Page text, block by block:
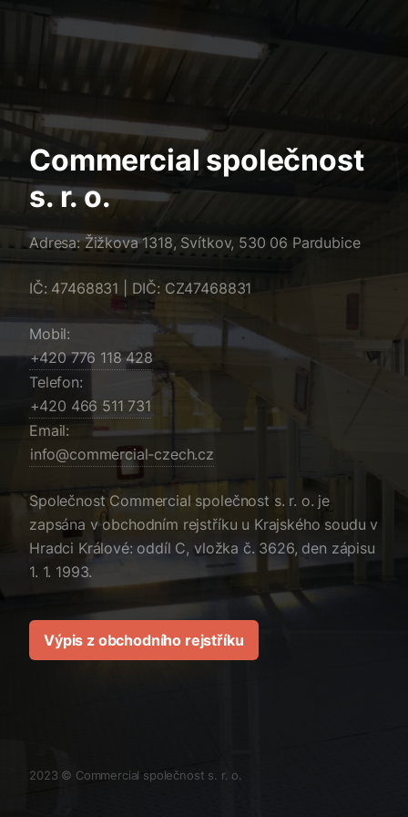
Commercial společnost
s. r. o.
Adresa: Žižkova 1318, Svítkov, 530 06 Pardubice
IČ: 47468831 | DIČ: CZ47468831
Mobil:
824 811 677 024+
Telefon:
137 115 664 024+
Email:
zc.hcezc-laicremmoc@ofni
Společnost Commercial společnost s. r. o. je
zapsána v obchodním rejstříku u Krajského soudu v
Hradci Králové: oddíl C, vložka č. 3626, den zápisu
1. 1. 1993.
Výpis z obchodního rejstříku
2023 © Commercial společnost s. r. o.